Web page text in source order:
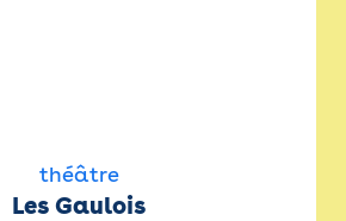
théâtre
Les Gaulois